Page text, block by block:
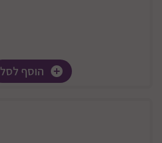
הוסף לסל